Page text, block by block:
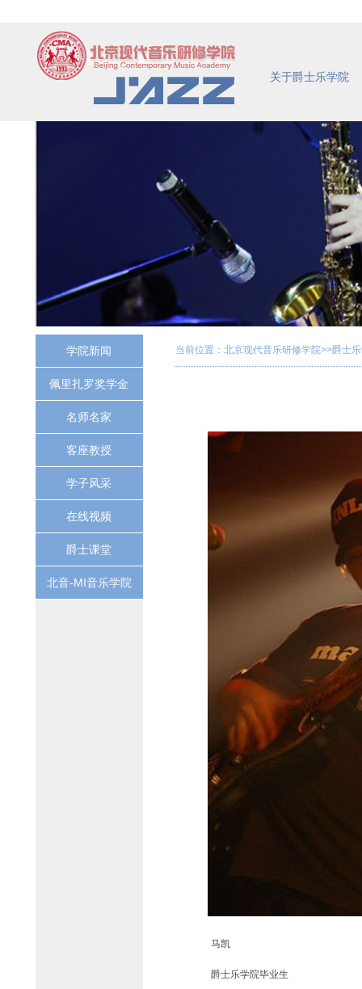
关于爵士乐学院
学院新闻
佩里扎罗奖学金
名师名家
客座教授
学子风采
在线视频
爵士课堂
北音-MI音乐学院
当前位置： 北京现代音乐研修学院>>爵士
马凯
爵士乐学院毕业生